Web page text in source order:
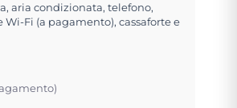
aria condizionata, telefono,
Wi-Fi (a pagamento), cassaforte e